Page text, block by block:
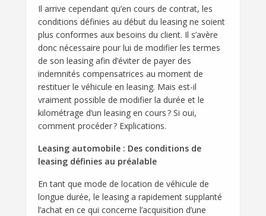
Il arrive cependant qu’en cours de contrat, les
conditions définies au début du leasing ne soient
plus conformes aux besoins du client. Il s’avère
donc nécessaire pour lui de modifier les termes
de son leasing afin d’éviter de payer des
indemnités compensatrices au moment de
restituer le véhicule en leasing. Mais est-il
vraiment possible de modifier la durée et le
kilométrage d’un leasing en cours ? Si oui,
comment procéder ? Explications.
Leasing automobile : Des conditions de
leasing définies au préalable
En tant que mode de location de véhicule de
longue durée, le leasing a rapidement supplanté
l’achat en ce qui concerne l’acquisition d’une